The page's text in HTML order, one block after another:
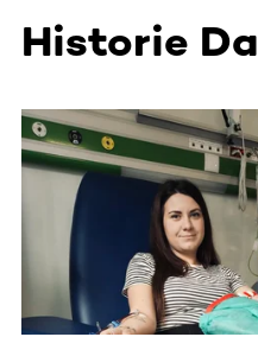
Historie
Ta sekcja zawiera treści